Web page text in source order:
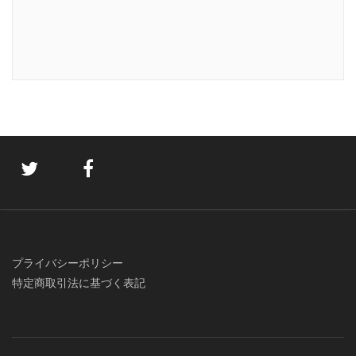
プライバシーポリシー
特定商取引法に基づく表記